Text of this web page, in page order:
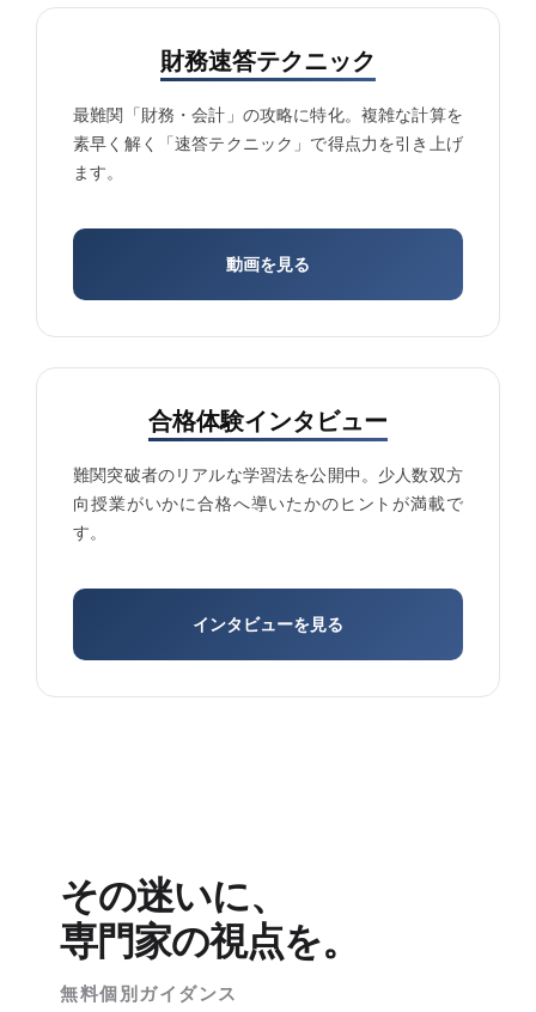
財務速答テクニック
最難関「財務・会計」の攻略に特化。複雑な計算を
素早く解く「速答テクニック」で得点力を引き上げ
ます。
動画を見る
合格体験インタビュー
難関突破者のリアルな学習法を公開中。少人数双方
向授業がいかに合格へ導いたかのヒントが満載で
す。
インタビューを見る
その迷いに、
専門家の視点を。
無料個別ガイダンス